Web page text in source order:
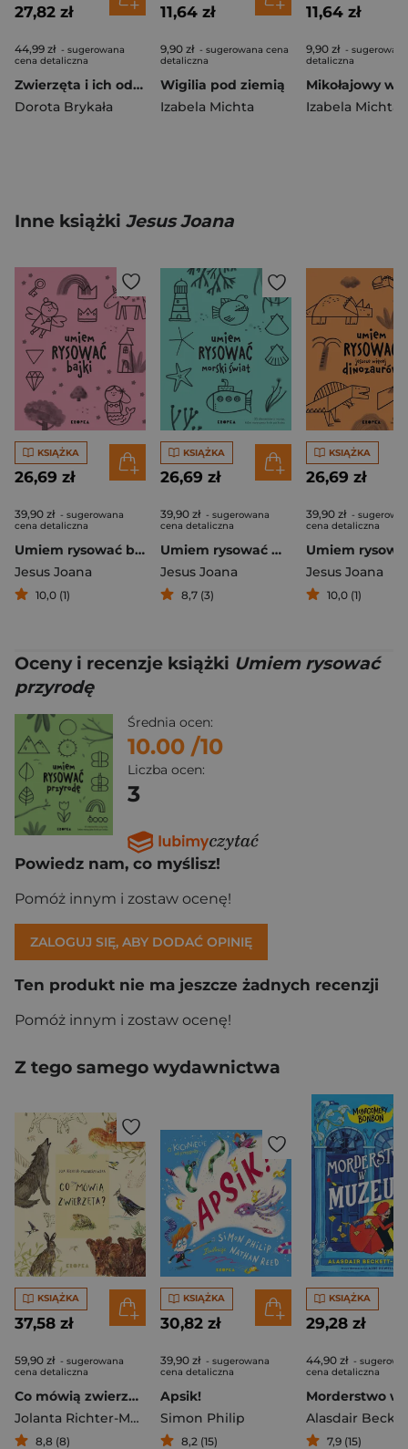
27,82 zł
44,99 zł - sugerowana
cena detaliczna
Zwierzęta i ich odgłosy
Dorota Brykała
11,64 zł
9,90 zł - sugerowana cena
detaliczna
Wigilia pod ziemią
Izabela Michta
11,64 zł
9,90 zł -
detaliczna
Mikołajowy
Izabela Michta
Inne książki Jesus Joana
KSIĄŻKA
26,69 zł
39,90 zł - sugerowana
cena detaliczna
Umiem rysować bajki
Jesus Joana
10,0 (1)
KSIĄŻKA
26,69 zł
39,90 zł - sugerowana
cena detaliczna
Umiem rysować morski świat
Jesus Joana
8,7 (3)
KSIĄŻKA
26,69 zł
39,90 zł -
cena detaliczna
Jesus Joana
10,0 (1)
Oceny i recenzje książki Umiem rysować
przyrodę
Średnia ocen:
10.00 /10
Liczba ocen:
3
Powiedz nam, co myślisz!
Pomóż innym i zostaw ocenę!
ZALOGUJ SIĘ, ABY DODAĆ OPINIĘ
Ten produkt nie ma jeszcze żadnych recenzji
Pomóż innym i zostaw ocenę!
Z tego samego wydawnictwa
KSIĄŻKA
37,58 zł
59,90 zł - sugerowana
cena detaliczna
Co mówią zwierzęta?
Jolanta Richter-Magnuszewska
8,8 (8)
KSIĄŻKA
30,82 zł
39,90 zł - sugerowana
cena detaliczna
Apsik!
Simon Philip
8,2 (15)
KSIĄŻKA
29,28 zł
44,90 zł -
cena detaliczna
7,9 (15)